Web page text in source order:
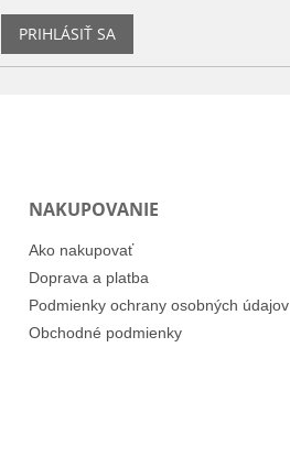
PRIHLÁSIŤ SA
NAKUPOVANIE
Ako nakupovať
Doprava a platba
Podmienky ochrany osobných údajov
Obchodné podmienky